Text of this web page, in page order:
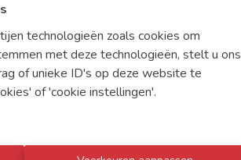
technologieën zoals cookies om
met deze technologieën, stelt u ons
of unieke ID's op deze website te
of 'cookie instellingen'.